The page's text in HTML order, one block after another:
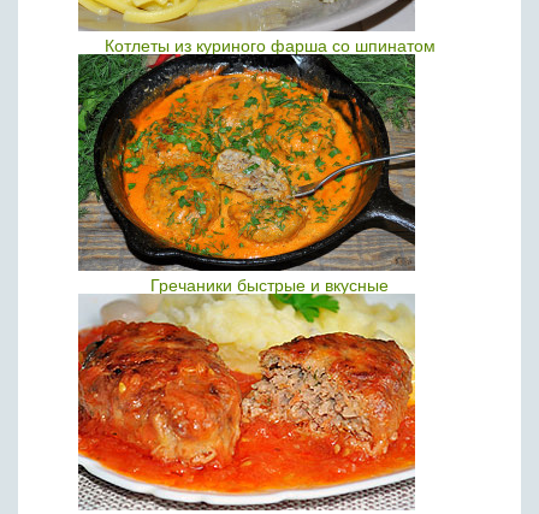
Котлеты из куриного фарша со шпинатом
Гречаники быстрые и вкусные